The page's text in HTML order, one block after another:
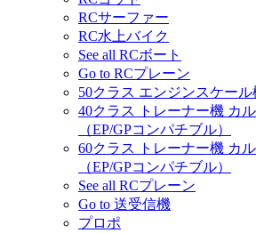
RCサーファー
RC水上バイク
See all RCボート
Go to RCプレーン
50クラス エンジンスケール
40クラス トレーナー機 カ
（EP/GPコンパチブル）
60クラス トレーナー機 カ
（EP/GPコンパチブル）
See all RCプレーン
Go to 送受信機
プロポ